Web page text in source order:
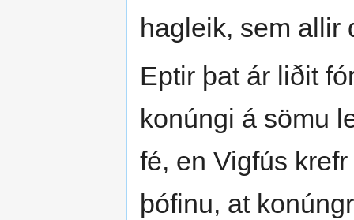
hagleik, sem allir
Eptir þat ár liðit
konúngi á sömu
fé, en Vigfús
þófinu, at